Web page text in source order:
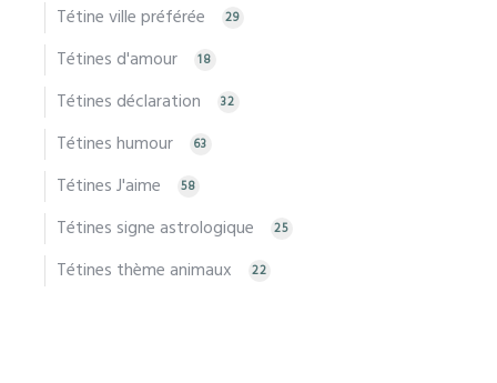
Tétine ville préférée 29
Tétines d'amour 18
Tétines déclaration 32
Tétines humour 63
Tétines J'aime 58
Tétines signe astrologique 25
Tétines thème animaux 22